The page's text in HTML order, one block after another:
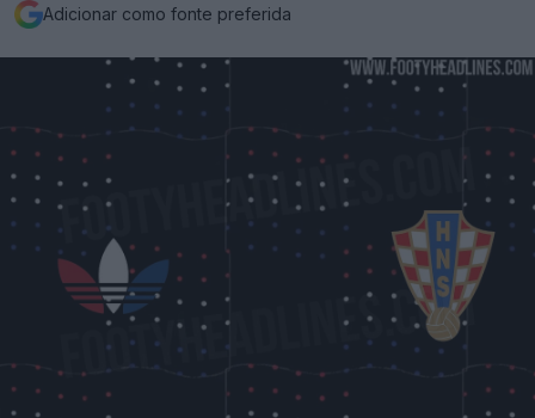
Adicionar como fonte preferida